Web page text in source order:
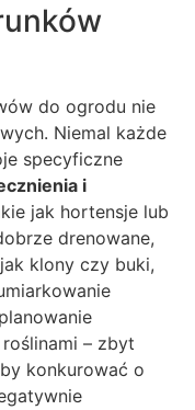
do ogrodu nie
Niemal każde
specyficzne
i
jak hortensje lub
drenowane,
klony czy buki,
– zbyt
konkurować o